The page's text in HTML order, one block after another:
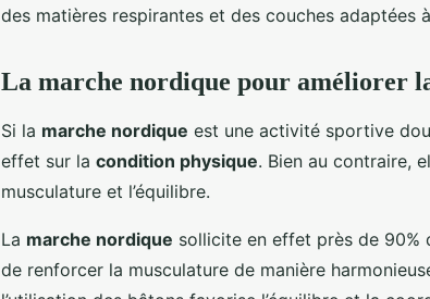
des matières respirantes et des couches adaptées
La marche nordique pour améliorer
Si la marche nordique est une activité sportive
effet sur la condition physique. Bien au contraire,
musculature et l’équilibre.
La marche nordique sollicite en effet près de 90%
de renforcer la musculature de manière